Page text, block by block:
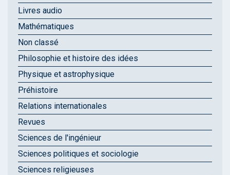
Livres audio
Mathématiques
Non classé
Philosophie et histoire des idées
Physique et astrophysique
Préhistoire
Relations internationales
Revues
Sciences de l'ingénieur
Sciences politiques et sociologie
Sciences religieuses